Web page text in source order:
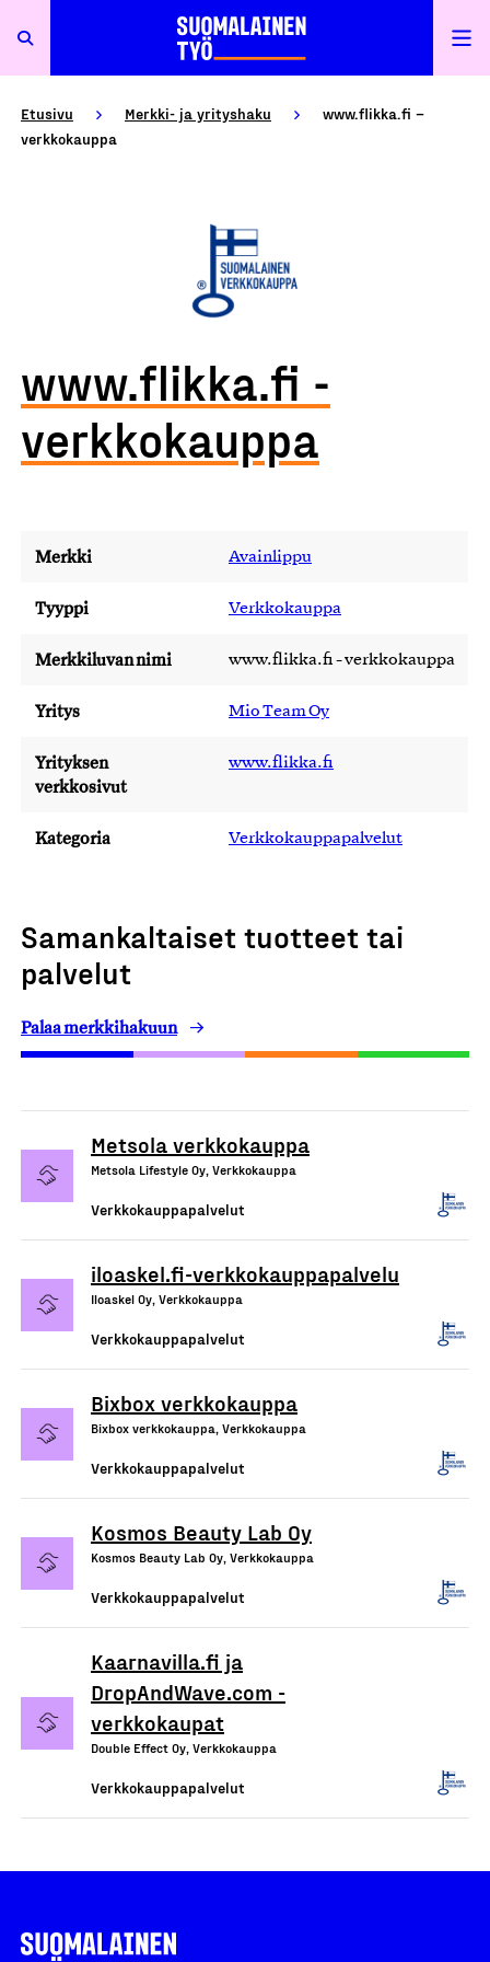
Etusivu Merkki- ja yrityshaku
www.flikka.fi –
verkkokauppa
www.flikka.fi -
verkkokauppa
Merkki Avainlippu
Tyyppi Verkkokauppa
Merkkiluvan nimi www.flikka.fi - verkkokauppa
Yritys Mio Team Oy
Yrityksen
verkkosivut
www.flikka.fi
Kategoria Verkkokauppapalvelut
Samankaltaiset tuotteet tai
palvelut
Palaa merkkihakuun
Metsola verkkokauppa
Metsola Lifestyle Oy, Verkkokauppa
Verkkokauppapalvelut
iloaskel.fi-verkkokauppapalvelu
Iloaskel Oy, Verkkokauppa
Verkkokauppapalvelut
Bixbox verkkokauppa
Bixbox verkkokauppa, Verkkokauppa
Verkkokauppapalvelut
Kosmos Beauty Lab Oy
Kosmos Beauty Lab Oy, Verkkokauppa
Verkkokauppapalvelut
Kaarnavilla.fi ja
DropAndWave.com -
verkkokaupat
Double Effect Oy, Verkkokauppa
Verkkokauppapalvelut